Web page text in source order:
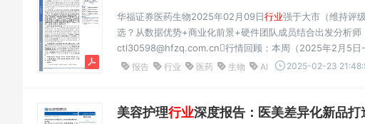
华福证券医药生物2025年02月09日行业强于大市（维持评
选？从数据优势+商业化前景+硬件团队成员结合出发分析
ctl30598@hfzq.com.cn行情回顾：本周（2025年2月5日
(S0210524040001)上涨3.2%，跑赢沪深300指数1.2pct，
报告 行业 医药 生物 AI 2025-02-23
美容护理行业深度报告：医美差异化新品打